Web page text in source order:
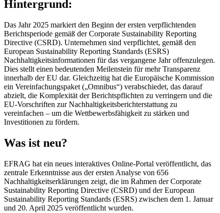
Hintergrund:
Das Jahr 2025 markiert den Beginn der ersten verpflichtenden
Berichtsperiode gemäß der Corporate Sustainability Reporting
Directive (CSRD). Unternehmen sind verpflichtet, gemäß den
European Sustainability Reporting Standards (ESRS)
Nachhaltigkeitsinformationen für das vergangene Jahr offenzulegen.
Dies stellt einen bedeutenden Meilenstein für mehr Transparenz
innerhalb der EU dar. Gleichzeitig hat die Europäische Kommission
ein Vereinfachungspaket („Omnibus“) verabschiedet, das darauf
abzielt, die Komplexität der Berichtspflichten zu verringern und die
EU-Vorschriften zur Nachhaltigkeitsberichterstattung zu
vereinfachen – um die Wettbewerbsfähigkeit zu stärken und
Investitionen zu fördern.
Was ist neu?
EFRAG hat ein neues interaktives Online-Portal veröffentlicht, das
zentrale Erkenntnisse aus der ersten Analyse von 656
Nachhaltigkeitserklärungen zeigt, die im Rahmen der Corporate
Sustainability Reporting Directive (CSRD) und der European
Sustainability Reporting Standards (ESRS) zwischen dem 1. Januar
und 20. April 2025 veröffentlicht wurden.